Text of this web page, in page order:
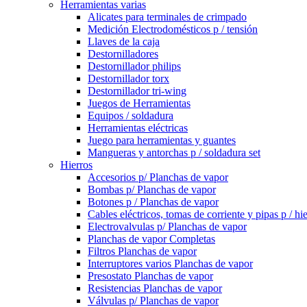
Herramientas varias
Alicates para terminales de crimpado
Medición Electrodomésticos p / tensión
Llaves de la caja
Destornilladores
Destornillador philips
Destornillador torx
Destornillador tri-wing
Juegos de Herramientas
Equipos / soldadura
Herramientas eléctricas
Juego para herramientas y guantes
Mangueras y antorchas p / soldadura set
Hierros
Accesorios p/ Planchas de vapor
Bombas p/ Planchas de vapor
Botones p / Planchas de vapor
Cables eléctricos, tomas de corriente y pipas p /
Electrovalvulas p/ Planchas de vapor
Planchas de vapor Completas
Filtros Planchas de vapor
Interruptores varios Planchas de vapor
Presostato Planchas de vapor
Resistencias Planchas de vapor
Válvulas p/ Planchas de vapor